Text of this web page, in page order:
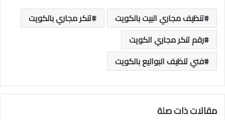
تنظيف مجاري البيت بالكويت
تنكر مجاري بالكويت
رقم تنكر مجاري الكويت
فني تنظيف البواليع بالكويت
مقالات ذات صلة